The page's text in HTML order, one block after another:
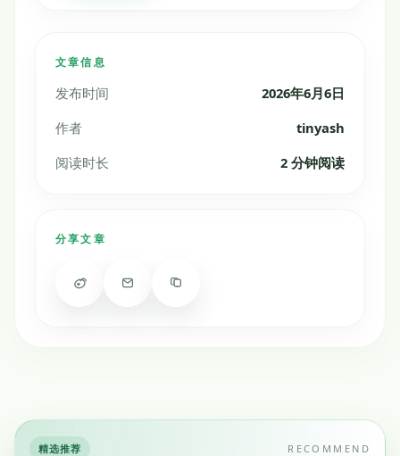
文章信息
发布时间
2026年6月6日
作者
tinyash
阅读时长
2 分钟阅读
分享文章
精选推荐 RECOMMEND